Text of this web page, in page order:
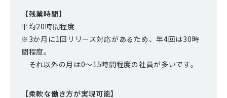
【残業時間】
平均20時間程度
※3か月に1回リリース対応があるため、年4回は30時
間程度。
それ以外の月は0～15時間程度の社員が多いです。
【柔軟な働き方が実現可能】